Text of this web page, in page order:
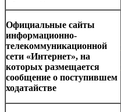
Официальные сайты
информационно-
телекоммуникационной
сети «Интернет», на
которых размещается
сообщение о поступившем
ходатайстве